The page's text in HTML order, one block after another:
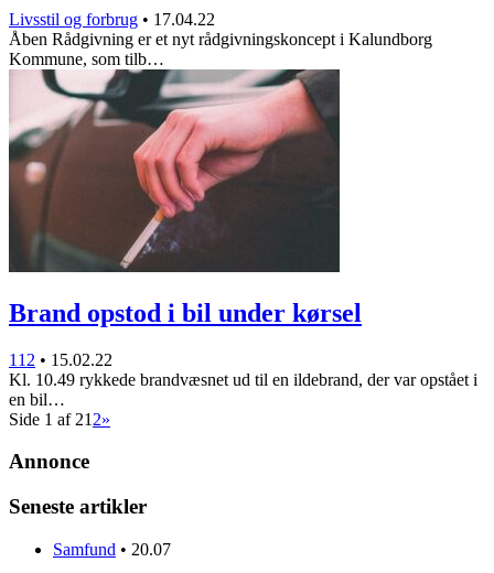
Livsstil og forbrug • 17.04.22
Åben Rådgivning er et nyt rådgivningskoncept i Kalundborg
Kommune, som tilb…
Brand opstod i bil under kørsel
112 • 15.02.22
Kl. 10.49 rykkede brandvæsnet ud til en ildebrand, der var opstået i
en bil…
Side 1 af 21 2»
Annonce
Seneste artikler
Samfund • 20.07